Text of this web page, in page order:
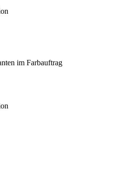
im Farbauftrag